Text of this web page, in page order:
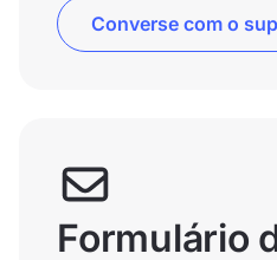
Converse com o
Formulário